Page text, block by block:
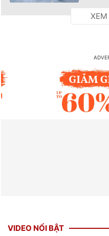
VIDEO NỔI BẬT